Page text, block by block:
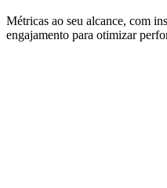
Métricas ao seu alcance, com
engajamento para otimizar